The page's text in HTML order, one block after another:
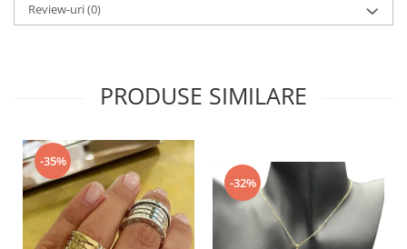
Review-uri(0)
PRODUSE SIMILARE
-35%
-32%